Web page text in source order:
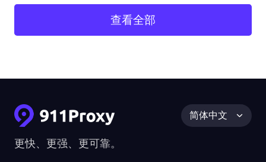
查看全部
更快、更强、更可靠。
简体中文